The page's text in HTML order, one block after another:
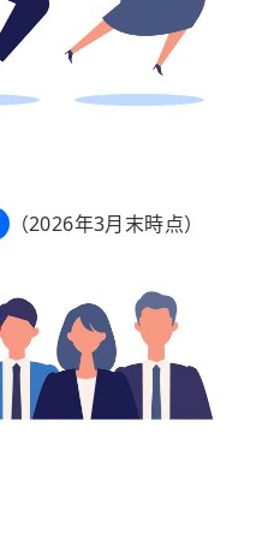
（2026年3月末時点）